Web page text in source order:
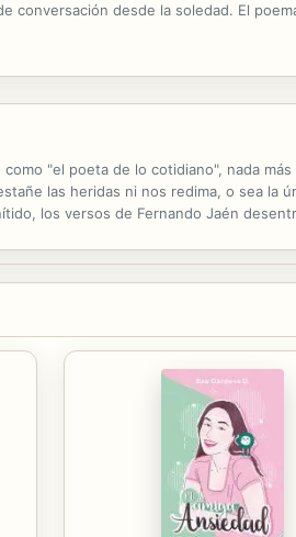
conversación desde la soledad. El
"el poeta de lo cotidiano", nada
las heridas ni nos redima, o sea la
los versos de Fernando Jaén